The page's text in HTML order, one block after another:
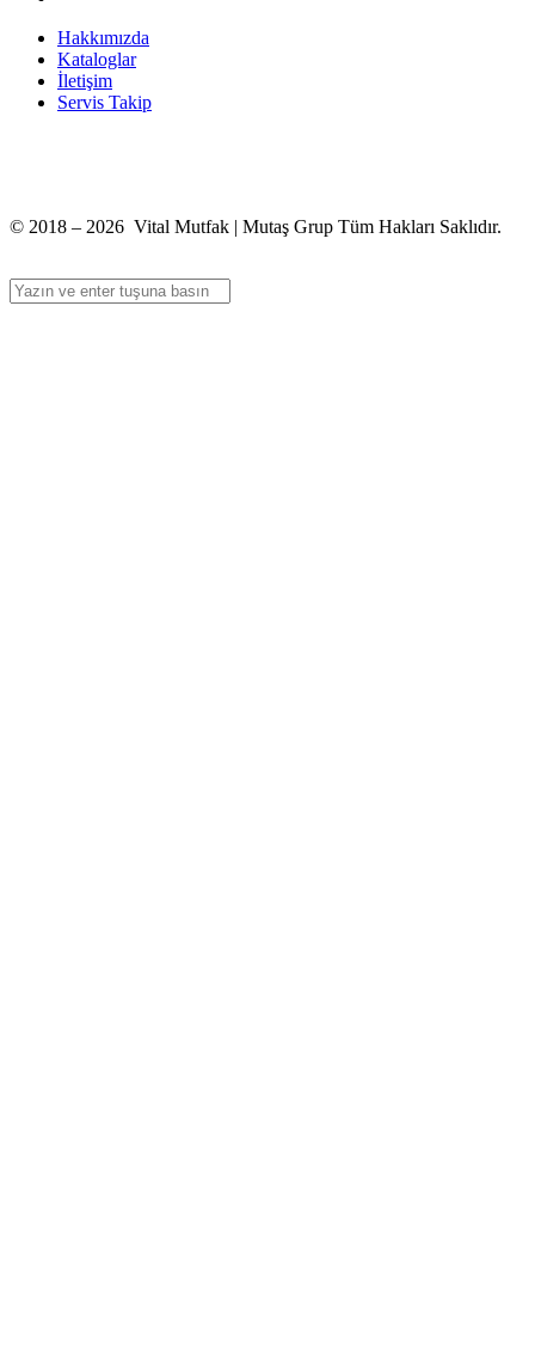
Hakkımızda
Kataloglar
İletişim
Servis Takip
© 2018 – 2026 Vital Mutfak | Mutaş Grup Tüm Hakları Saklıdır.